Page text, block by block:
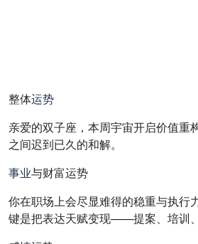
整体运势
亲爱的双子座，本周宇宙开启价值重
之间迟到已久的和解。
事业与财富运势
你在职场上会尽显难得的稳重与执行
键是把表达天赋变现——提案、培训